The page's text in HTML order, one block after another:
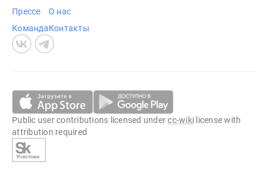
Прессе
Команда
О нас
Контакты
Public user contributions licensed undercc-wiki license with
attribution required